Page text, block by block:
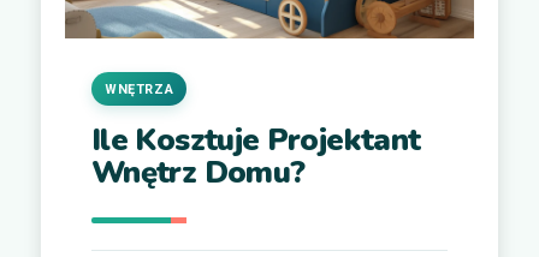
Ile Kosztuje Projektant
Wnętrz Domu?
WNĘTRZA